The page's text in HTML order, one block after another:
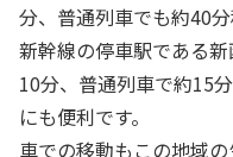
分、普通列車でも約40
新幹線の停車駅である
10分、普通列車で約15
にも便利です。
車での移動もこの地域